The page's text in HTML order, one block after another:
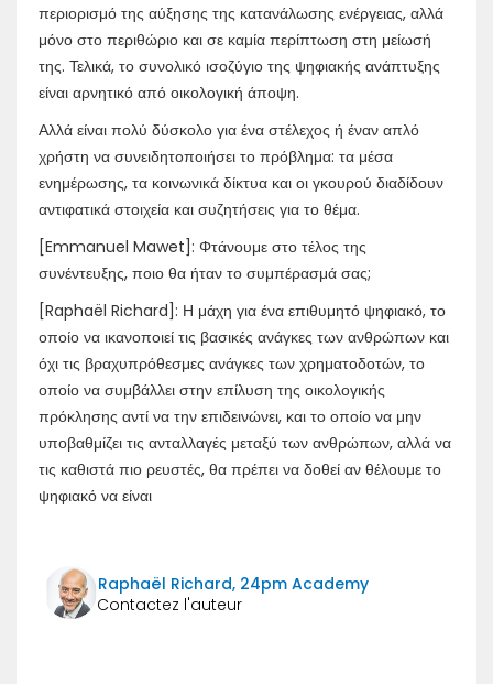
περιορισμό της αύξησης της κατανάλωσης ενέργειας, αλλά
μόνο στο περιθώριο και σε καμία περίπτωση στη μείωσή
της. Τελικά, το συνολικό ισοζύγιο της ψηφιακής ανάπτυξης
είναι αρνητικό από οικολογική άποψη.
Αλλά είναι πολύ δύσκολο για ένα στέλεχος ή έναν απλό
χρήστη να συνειδητοποιήσει το πρόβλημα: τα μέσα
ενημέρωσης, τα κοινωνικά δίκτυα και οι γκουρού διαδίδουν
αντιφατικά στοιχεία και συζητήσεις για το θέμα.
[Emmanuel Mawet]: Φτάνουμε στο τέλος της
συνέντευξης, ποιο θα ήταν το συμπέρασμά σας;
[Raphaël Richard]: Η μάχη για ένα επιθυμητό ψηφιακό, το
οποίο να ικανοποιεί τις βασικές ανάγκες των ανθρώπων και
όχι τις βραχυπρόθεσμες ανάγκες των χρηματοδοτών, το
οποίο να συμβάλλει στην επίλυση της οικολογικής
πρόκλησης αντί να την επιδεινώνει, και το οποίο να μην
υποβαθμίζει τις ανταλλαγές μεταξύ των ανθρώπων, αλλά να
τις καθιστά πιο ρευστές, θα πρέπει να δοθεί αν θέλουμε το
ψηφιακό να είναι
Raphaël Richard, 24pm Academy